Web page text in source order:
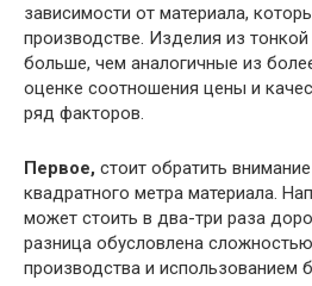
зависимости от материала,
производстве. Изделия из тонкой
больше, чем аналогичные из
оценке соотношения цены и
ряд факторов.
Первое, стоит обратить
квадратного метра материала.
может стоить в два-три раза
разница обусловлена
производства и использованием